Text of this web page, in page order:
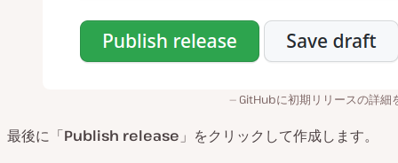
GitHubに初期リリースの詳細
最後に「Publish release 」をクリックして作成します。